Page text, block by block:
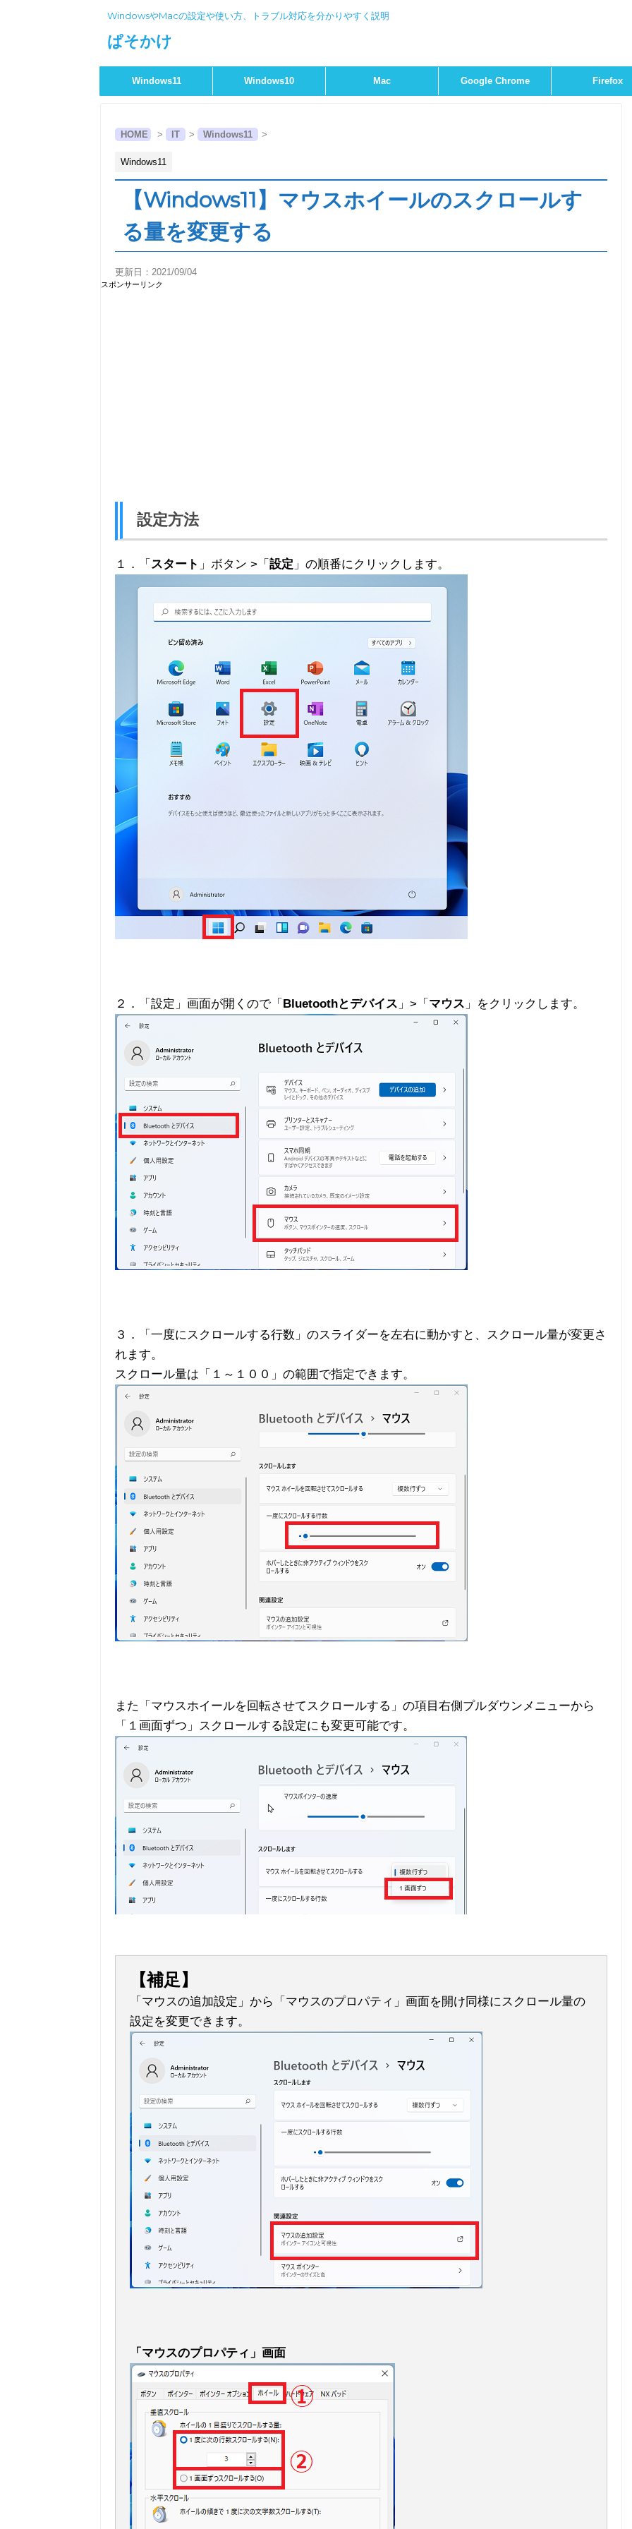
WindowsやMacの設定や使い方、トラブル対応を分かりやすく説明
ぱそかけ
Windows11 Windows10 Mac Google Chrome Firefox
HOME > IT > Windows11 >
Windows11
【Windows11】マウスホイールのスクロールす
る量を変更する
更新日： 2021/09/04
スポンサーリンク
設定方法
１．「 スタート 」ボタン >「 設定 」の順番にクリックします。
２．「設定」画面が開くので「 Bluetoothとデバイス 」>「 マウス 」をクリックします。
３．「一度にスクロールする行数」のスライダーを左右に動かすと、スクロール量が変更さ
れます。
スクロール量は「１～１００」の範囲で指定できます。
また「マウスホイールを回転させてスクロールする」の項目右側プルダウンメニューから
「１画面ずつ」スクロールする設定にも変更可能です。
【補足】
「マウスの追加設定」から「マウスのプロパティ」画面を開け同様にスクロール量の
設定を変更できます。
「マウスのプロパティ」画面